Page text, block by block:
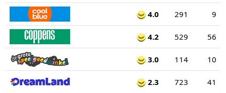
4.0 291 9
4.2 529 56
3.0 114 10
2.3 723 41